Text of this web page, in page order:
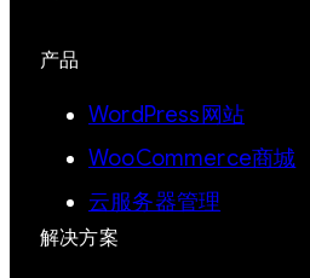
产品
WordPress网站
WooCommerce商城
云服务器管理
解决方案